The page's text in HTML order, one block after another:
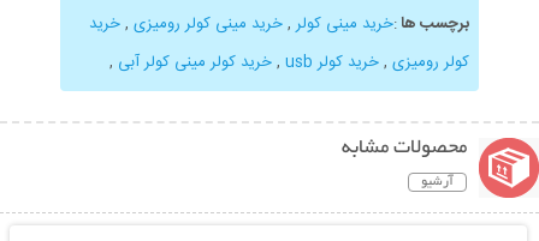
برچسب ها:خرید مینی کولر ,خرید مینی کولر رومیزی ,خرید
کولر رومیزی ,خرید کولر usb ,خرید کولر مینی کولر آبی ,
محصولات مشابه
آرشیو